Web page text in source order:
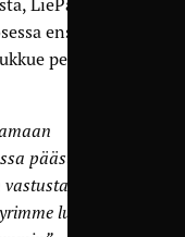
LiePasta ja
ensi
pelaa
päästiin.
luomaan